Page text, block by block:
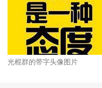
光棍群的带字头像图片